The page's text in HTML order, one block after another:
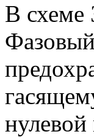
В схеме